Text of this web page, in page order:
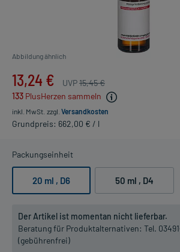
Abbildung ähnlich
13,24 € UVP15,45 €
133 PlusHerzen sammeln
inkl. MwSt. zzgl. Versandkosten
Grundpreis: 662,00 € / l
Packungseinheit
20 ml , D6 50 ml , D4
Der Artikel ist momentan nicht lieferbar.
Beratung für Produktalternativen: Tel.
(gebührenfrei)